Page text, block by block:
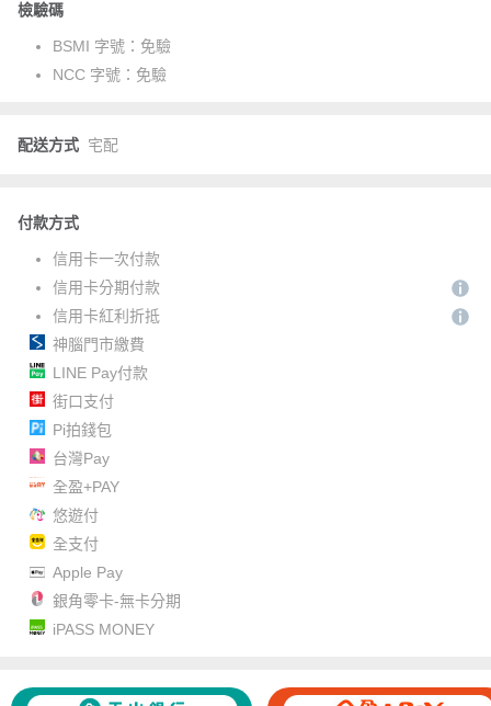
檢驗碼
BSMI 字號： 免驗
NCC 字號： 免驗
配送方式 宅配
付款方式
信用卡一次付款
信用卡分期付款
信用卡紅利折抵
神腦門市繳費
LINE Pay付款
街口支付
Pi拍錢包
台灣Pay
全盈+PAY
悠遊付
全支付
Apple Pay
銀角零卡-無卡分期
iPASS MONEY